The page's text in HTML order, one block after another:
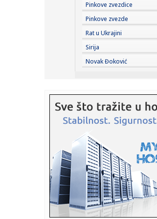
10:06:Ukrajinci se opraštaju
nepoznatim voj...
10:05:Vodostaj Dunava
10:03:VIDEO: Ford Bronco
10:01: Reprezentativcu tzv.
poslednjem...
09:57:
sakrivene u automo...
09:57:Četiri veća požara u
pe...
09:56:Adidas, Nike i New
za jese...
09:56:PARTIZAN PIŠE
Pinkove zvezdice
Pinkove zvezde
Rat u Ukrajini
Sirija
Novak Đoković